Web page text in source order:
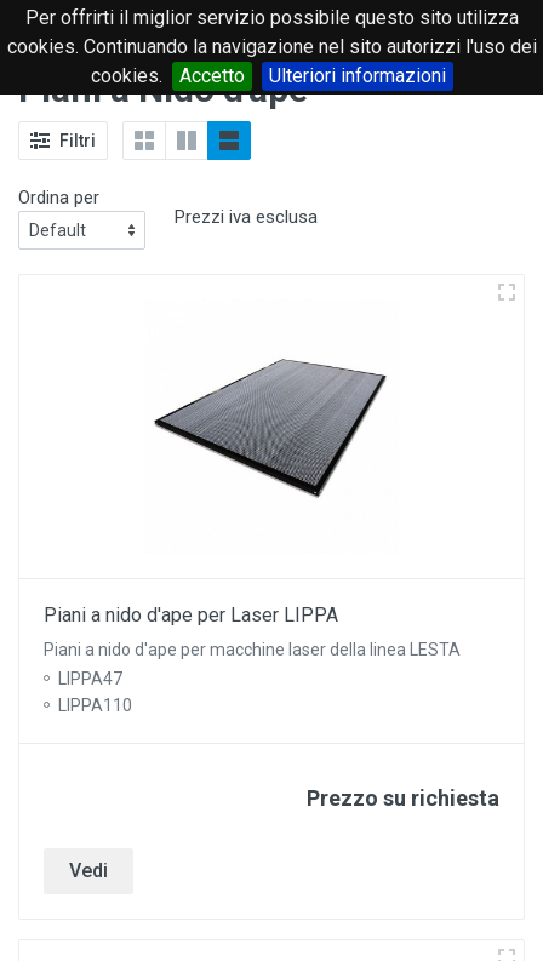
Per offrirti il miglior servizio possibile questo sito utilizza
cookies. Continuando la navigazione nel sito autorizzi l'uso dei
cookies.
Accetto Ulteriori informazioni
0
Piani a Nido d'ape
Filtri
Ordina per
Prezzi iva esclusa
Piani a nido d'ape per Laser LIPPA
Piani a nido d'ape per macchine laser della linea LESTA
LIPPA47
LIPPA110
Prezzo su richiesta
Vedi